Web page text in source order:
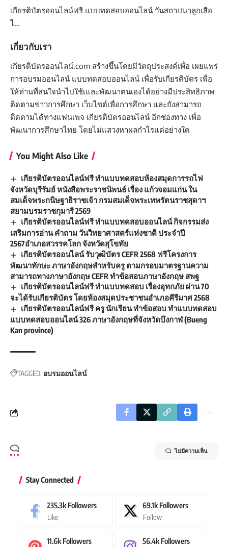
เกียรติบัตรออนไลน์ฟรี แบบทดสอบออนไลน์ วันสถาปนาลูกเสือ
ไ…
เกี่ยวกับเรา
เกียรติบัตรออนไลน์.com สร้างขึ้นโดยมีวัตถุประสงค์เพื่อ เผยแพร่
การอบรมออนไลน์ แบบทดสอบออนไลน์ เพื่อรับเกียรติบัตร เพื่อ
ให้ท่านที่สนใจนำไปใช้เและพัฒนาตนเองได้อย่างมีประสิทธิภาพ
ติดตามข่าวการศึกษา เว็บไซต์เพื่อการศึกษา และยังสามารถ
ติดตามได้ทางแฟนเพจ เกียรติบัตรออนไลน์ อีกช่องทาง เพื่อ
พัฒนาการศึกษาไทย โดยไม่แสวงหาผลกำไรแต่อย่างใด
You Might Also Like
เกียรติบัตรออนไลน์ฟรี ทำแบบทดสอบห้องสมุดการรถไฟ
จังหวัดบุรีรัมย์ หนังสือพระราชนิพนธ์ เรื่อง แก้วจอมแก่น ใน
สมเด็จพระกนิษฐาธิราชเจ้า กรมสมเด็จพระเทพรัตนราชสุดาฯ
สยามบรมราชกุมารี 2569
เกียรติบัตรออนไลน์ฟรี ทำแบบทดสอบออนไลน์ กิจกรรมส่ง
เสริมการอ่าน คำถาม วันวิทยาศาสตร์แห่งชาติ ประจำปี
2567อำเภอสวรรคโลก จังหวัดสุโขทัย
เกียรติบัตรออนไลน์ รับวุฒิบัตร CEFR 2568 ฟรีโครงการ
พัฒนาทักษะ ภาษาอังกฤษสําหรับครู ตามกรอบมาตรฐานความ
สามารถทางภาษาอังกฤษ CEFR ทำข้อสอบภาษาอังกฤษ สพฐ
เกียรติบัตรออนไลน์ฟรี ทำแบบทดสอบ เรื่องอุทกภัย ผ่าน 70
จะได้รับเกียรติบัตร โดยห้องสมุดประชาชนอำเภอคีรีมาศ 2568
เกียรติบัตรออนไลน์ฟรี ครู นักเรียน ทำข้อสอบ ทำแบบทดสอบ
แบบทดสอบออนไลน์ 326 ภาษาอังกฤษที่จังหวัดบึงกาฬ (Bueng
Kan province)
TAGGED: อบรมออนไลน์
ไม่มีความเห็น
Stay Connected
235.3k Followers
Like
69.1k Followers
Follow
11.6k Followers 56.4k Followers